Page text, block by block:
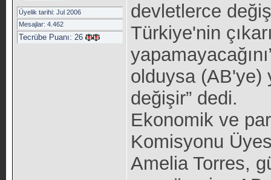
Üyelik tarihi: Jul 2006
Mesajlar: 4.462
Tecrübe Puanı: 26
devletlerce
Türkiye'nin
olduysa (AB'ye)
değişir” dedi.
Ekonomik ve
Komisyonu
Amelia Torres,